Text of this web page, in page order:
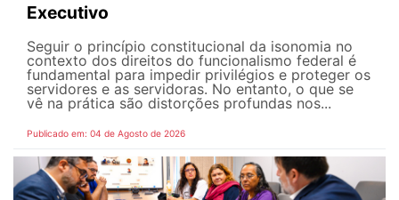
Executivo
Seguir o princípio constitucional da isonomia no
contexto dos direitos do funcionalismo federal é
fundamental para impedir privilégios e proteger os
servidores e as servidoras. No entanto, o que se
vê na prática são distorções profundas nos...
Publicado em: 04 de Agosto de 2026